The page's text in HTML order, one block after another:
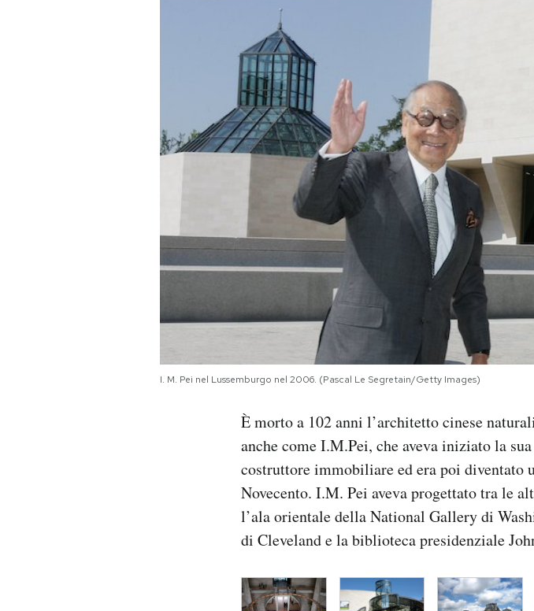
Mondiali calcio 2026
I. M. Pei nel Lussemburgo nel 2006. (Pascal Le Segretain/Getty Images)
È morto a 102 anni l’architetto cinese
anche come I.M.Pei, che aveva iniziato la
costruttore immobiliare ed era poi
Novecento. I.M. Pei aveva progettato tra le
l’ala orientale della National Gallery di
di Cleveland e la biblioteca presidenziale